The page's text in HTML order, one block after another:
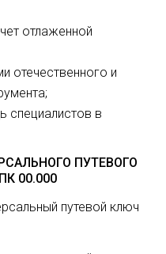
отлаженной
отечественного и
специалистов в
ПУТЕВОГО
00.000
путевой ключ